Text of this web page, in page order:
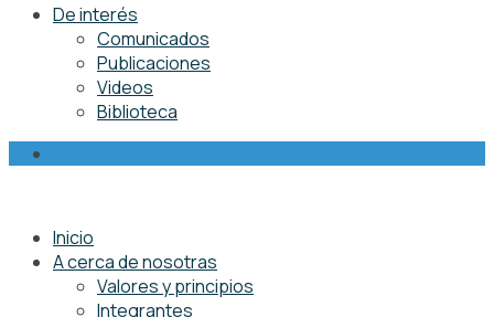
De interés
Comunicados
Publicaciones
Videos
Biblioteca
Inicio
A cerca de nosotras
Valores y principios
Integrantes